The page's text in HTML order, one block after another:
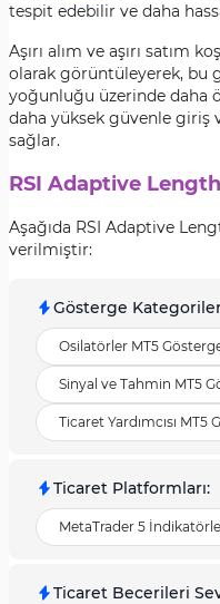
tespit edebilir ve daha
Aşırı alım ve aşırı satım
olarak görüntüleyerek, bu
yoğunluğu üzerinde daha
daha yüksek güvenle giriş
sağlar.
RSI Adaptive
Aşağıda RSI Adaptive
verilmiştir:
Gösterge
Osilatörler MT5
Sinyal ve Tahmin MT5
Ticaret Yardımcısı MT5
Ticaret Platformları:
MetaTrader 5
Ticaret Becerileri